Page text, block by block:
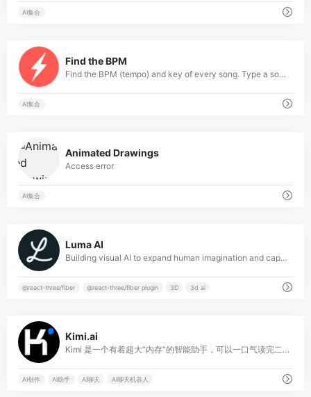
AI集合
Find the BPM
Find the BPM (tempo) and key of every song. Type a song, get a BPM. It&#039;s as simple as searching.
AI集合
Animated Drawings
Access error
AI集合
Luma AI
Building visual AI to expand human imagination and capabilities
@react-three/fiber @react-three/fiber plugin 3D 3d ai
Kimi.ai
Kimi 是一个有着超大“内存”的智能助手，可以一口气读完二十万字的小说，还会上网冲浪，快来跟他聊聊吧 | Kimi.ai - Moonshot AI 出品的智能助手
AI创作 AI助手 AI聊天 AI聊天机器人